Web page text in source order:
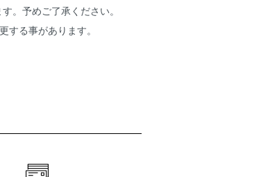
。予めご了承ください。
する事があります。